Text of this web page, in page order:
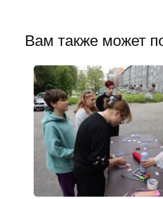
Вам также может